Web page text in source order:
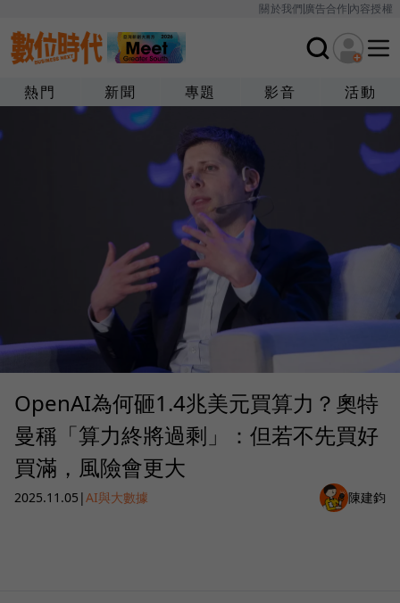
關於我們廣告合作內容授權
熱門 新聞 專題 影音 活動
OpenAI為何砸1.4兆美元買算力？奧特
曼稱「算力終將過剩」：但若不先買好
買滿，風險會更大
2025.11.05 |AI與大數據 陳建鈞